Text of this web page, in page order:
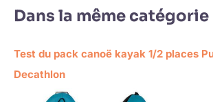
Dans la même catégorie
Test du pack canoë kayak 1/2 places
Decathlon